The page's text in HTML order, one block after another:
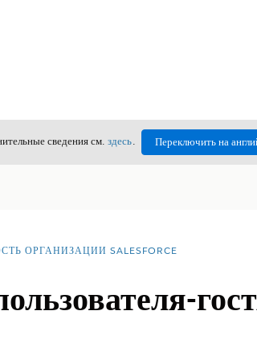
сведения см. здесь. Переключить на
ОРГАНИЗАЦИИ SALESFORCE